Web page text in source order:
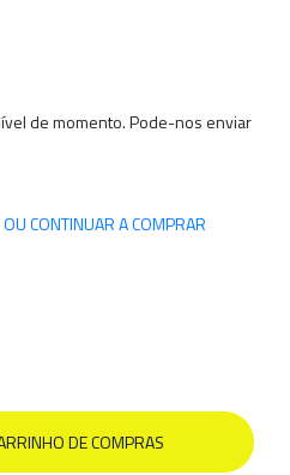
de momento. Pode-nos enviar
CONTINUAR A COMPRAR